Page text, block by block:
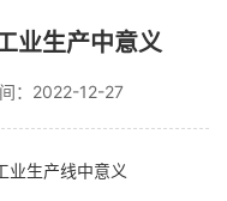
业生产中意义
：2022-12-27
业生产线中意义